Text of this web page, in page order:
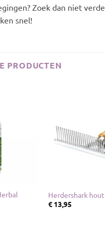
Zoek dan niet
snel!
PRODUCTEN
Herdershark
€13,95